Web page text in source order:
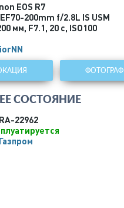
EOS R7
EF70-200mm f/2.8L IS USM
мм, F7.1, 20 с, ISO100
ФОТОГРАФ
СОСТОЯНИЕ
RA-22962
Газпром